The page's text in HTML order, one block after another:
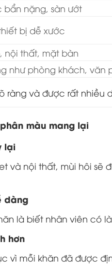
bẩn nặng, sàn ướt
bị dễ xước
nội thất, mặt bàn
như phòng khách, văn
ràng và được rất nhiều
màu mang lại
lại
và nội thất, mùi hôi
dàng
là biết nhân viên có
hơn
vì mỗi khăn đã được